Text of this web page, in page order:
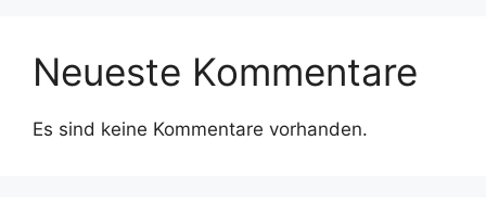
Neueste Kommentare
Es sind keine Kommentare vorhanden.